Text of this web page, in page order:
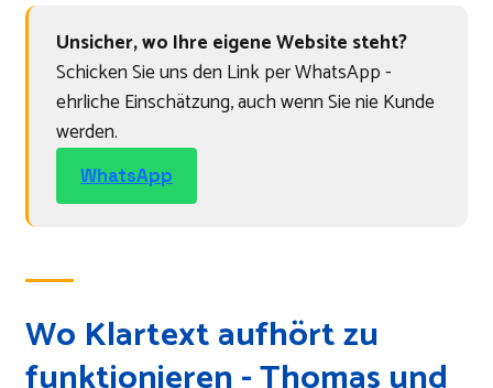
Unsicher, wo Ihre eigene Website steht?
Schicken Sie uns den Link per WhatsApp -
ehrliche Einschätzung, auch wenn Sie nie Kunde
werden.
WhatsApp
Wo Klartext aufhört zu